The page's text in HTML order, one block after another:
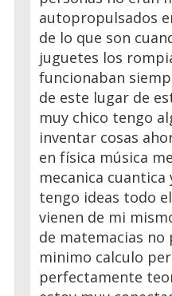
autopropulsados
de lo que son
juguetes los
funcionaban
de este lugar de
muy chico tengo
inventar cosas
en física música
mecanica cuantica
tengo ideas todo
vienen de mi
de matemacias no
minimo calculo
perfectamente